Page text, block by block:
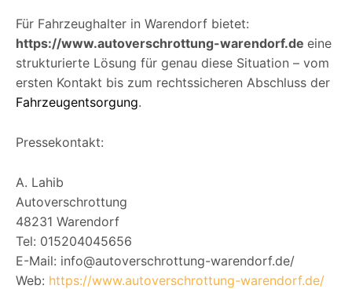
Für Fahrzeughalter in Warendorf bietet:
https://www.autoverschrottung-warendorf.de eine
strukturierte Lösung für genau diese Situation – vom
ersten Kontakt bis zum rechtssicheren Abschluss der
Fahrzeugentsorgung.
Pressekontakt:
A. Lahib
Autoverschrottung
48231 Warendorf
Tel: 015204045656
E-Mail: info@autoverschrottung-warendorf.de/
Web: https://www.autoverschrottung-warendorf.de/